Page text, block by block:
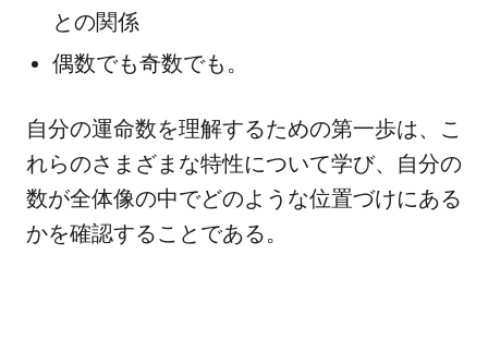
との関係
偶数でも奇数でも。
自分の運命数を理解するための第一歩は、こ
れらのさまざまな特性について学び、自分の
数が全体像の中でどのような位置づけにある
かを確認することである。